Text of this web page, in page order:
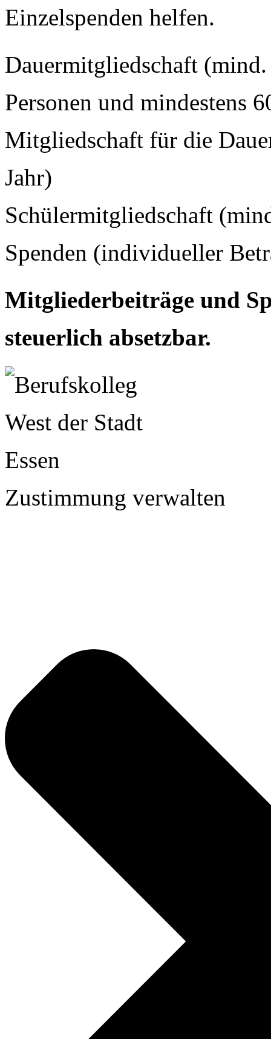
Einzelspenden helfen.
Dauermitgliedschaft
Personen und mindestens
Mitgliedschaft für die
Jahr)
Schülermitgliedschaft
Spenden (individueller
Mitgliederbeiträge und
steuerlich absetzbar.
Zustimmung verwalten